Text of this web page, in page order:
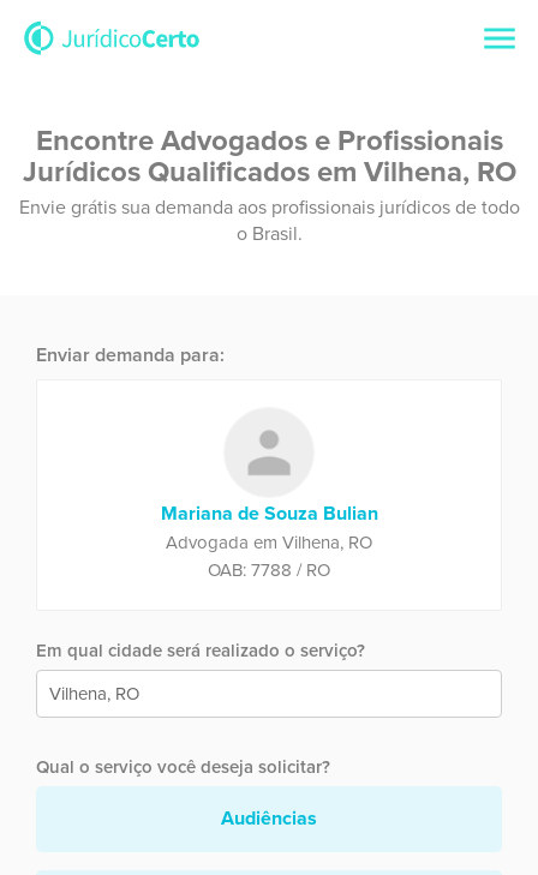
Encontre Advogados e Profissionais
Jurídicos Qualificados em Vilhena, RO
Envie grátis sua demanda aos profissionais jurídicos de todo
o Brasil.
Enviar demanda para:
Mariana de Souza Bulian
Advogada em Vilhena, RO
OAB: 7788 / RO
Em qual cidade será realizado o serviço?
Qual o serviço você deseja solicitar?
Audiências